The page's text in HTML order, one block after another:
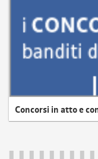
Concorsi in atto e